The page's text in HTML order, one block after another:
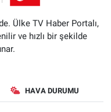
Ülke TV Haber Portalı,
ve hızlı bir şekilde
HAVA DURUMU